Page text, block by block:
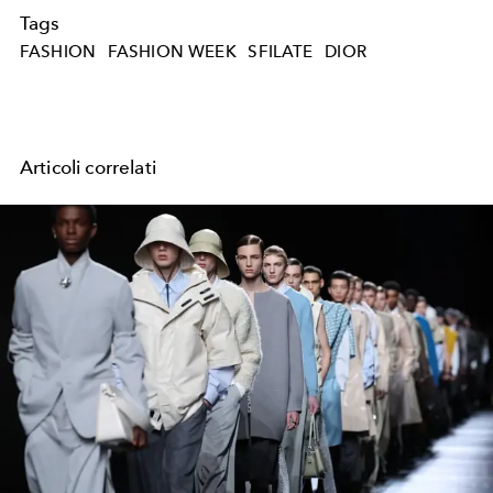
Tags
FASHION FASHION WEEK SFILATE DIOR
Articoli correlati